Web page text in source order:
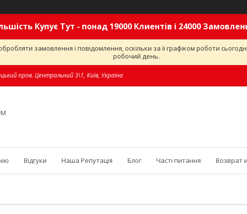
Купує Тут - понад 19000 Клиентів і 24000
замовлення і повідомлення, оскільки за її графіком роботи
робочий день.
пров. Центральний 3\1, Київ, Україна
Відгуки Наша Репутація Блог Часті питання Возврат